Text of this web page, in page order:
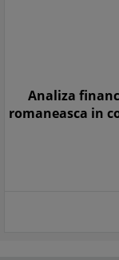
Analiza
romaneasca in